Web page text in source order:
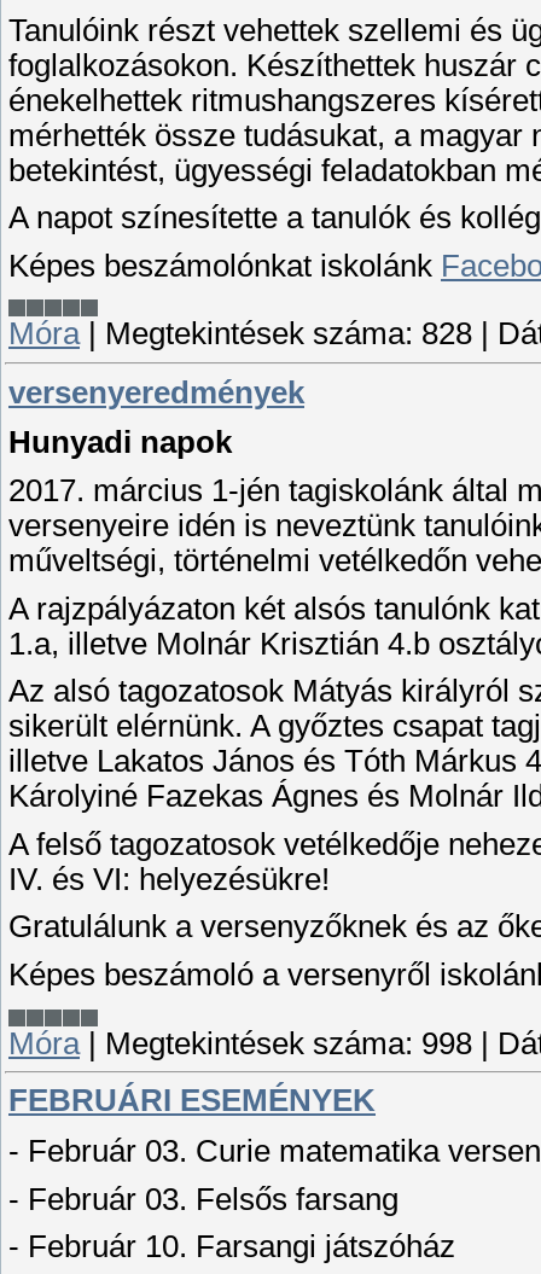
Tanulóink részt vehettek szellemi és
foglalkozásokon. Készíthettek huszár
énekelhettek ritmushangszeres
mérhették össze tudásukat, a
betekintést, ügyességi feladatokban
A napot színesítette a tanulók és
Képes beszámolónkat iskolánk
Móra| Megtekintések száma: 828
versenyeredmények
Hunyadi napok
2017. március 1-jén tagiskolánk által
versenyeire idén is neveztünk
műveltségi, történelmi vetélkedőn
A rajzpályázaton két alsós tanulónk
1.a, illetve Molnár Krisztián 4.b
Az alsó tagozatosok Mátyás királyról
sikerült elérnünk. A győztes csapat
illetve Lakatos János és Tóth Márkus
Károlyiné Fazekas Ágnes és Molnár
A felső tagozatosok vetélkedője
IV. és VI: helyezésükre!
Gratulálunk a versenyzőknek és az
Képes beszámoló a versenyről
Móra| Megtekintések száma: 998 |
FEBRUÁRI ESEMÉNYEK
- Február 03. Curie matematika
- Február 03. Felsős farsang
- Február 10. Farsangi játszóház